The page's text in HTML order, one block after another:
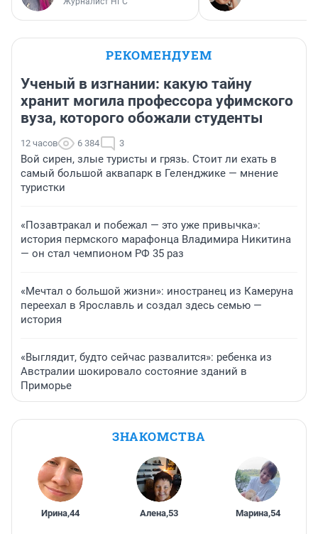
РЕКОМЕНДУЕМ
Ученый в изгнании: какую тайну
хранит могила профессора уфимского
вуза, которого обожали студенты
12 часов 6 384 3
Вой сирен, злые туристы и грязь. Стоит ли ехать в
самый большой аквапарк в Геленджике — мнение
туристки
«Позавтракал и побежал — это уже привычка»:
история пермского марафонца Владимира Никитина
— он стал чемпионом РФ 35 раз
«Мечтал о большой жизни»: иностранец из Камеруна
переехал в Ярославль и создал здесь семью —
история
«Выглядит, будто сейчас развалится»: ребенка из
Австралии шокировало состояние зданий в
Приморье
ЗНАКОМСТВА
Ирина,44 Алена,53 Марина,54